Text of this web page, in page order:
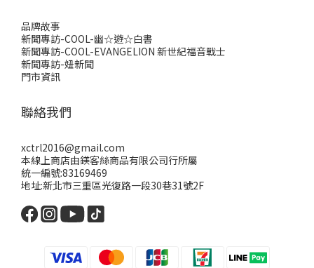
品牌故事
新聞專訪-COOL-幽☆遊☆白書
新聞專訪-COOL-EVANGELION 新世紀福音戰士
新聞專訪-妞新聞
門市資訊
聯絡我們
xctrl2016@gmail.com
本線上商店由鎂客絲商品有限公司行所屬
統一編號:83169469
地址:新北市三重區光復路一段30巷31號2F